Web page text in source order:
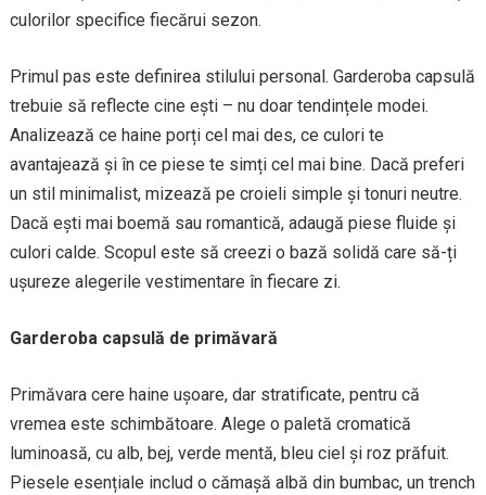
culorilor specifice fiecărui sezon.
Primul pas este definirea stilului personal. Garderoba capsulă
trebuie să reflecte cine ești – nu doar tendințele modei.
Analizează ce haine porți cel mai des, ce culori te
avantajează și în ce piese te simți cel mai bine. Dacă preferi
un stil minimalist, mizează pe croieli simple și tonuri neutre.
Dacă ești mai boemă sau romantică, adaugă piese fluide și
culori calde. Scopul este să creezi o bază solidă care să-ți
ușureze alegerile vestimentare în fiecare zi.
Garderoba capsulă de primăvară
Primăvara cere haine ușoare, dar stratificate, pentru că
vremea este schimbătoare. Alege o paletă cromatică
luminoasă, cu alb, bej, verde mentă, bleu ciel și roz prăfuit.
Piesele esențiale includ o cămașă albă din bumbac, un trench